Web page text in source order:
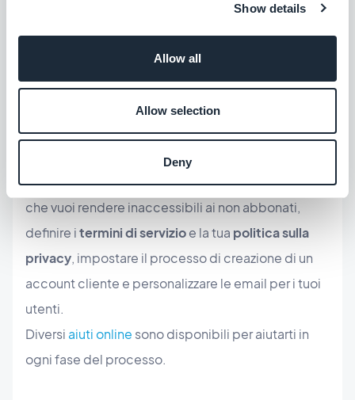
Show details
Allow all
Allow selection
Deny
3. Ci sono diversi passi da seguire per configurare
gli abbonamenti Impostali uno per uno in ordine.
Una volta completati, saranno contrassegnati
come fatti nella tua guida alle impostazioni.
creare gli abbonamenti
tuoi utenti,applicare la restrizione sui contenuti
che vuoi rendere inaccessibili ai non abbonati,
definire itermini di servizioe la tua politica sulla
privacy, impostare il processo di creazione di un
account cliente e personalizzare le email per i tuoi
utenti.
Diversi aiuti online sono disponibili per aiutarti in
ogni fase del processo.